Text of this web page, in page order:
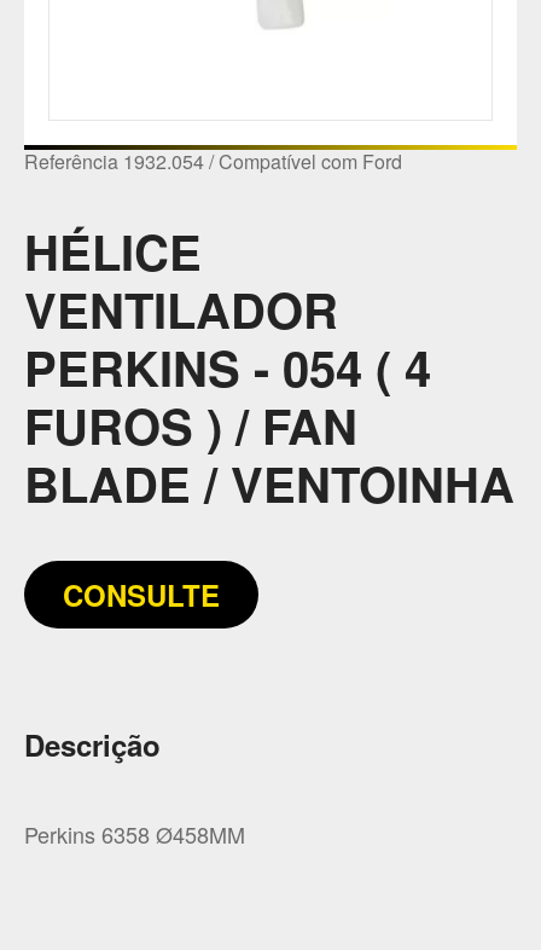
Referência 1932.054 / Compatível com Ford
HÉLICE
VENTILADOR
PERKINS - 054 ( 4
FUROS ) / FAN
BLADE / VENTOINHA
CONSULTE
Descrição
Perkins 6358 Ø458MM